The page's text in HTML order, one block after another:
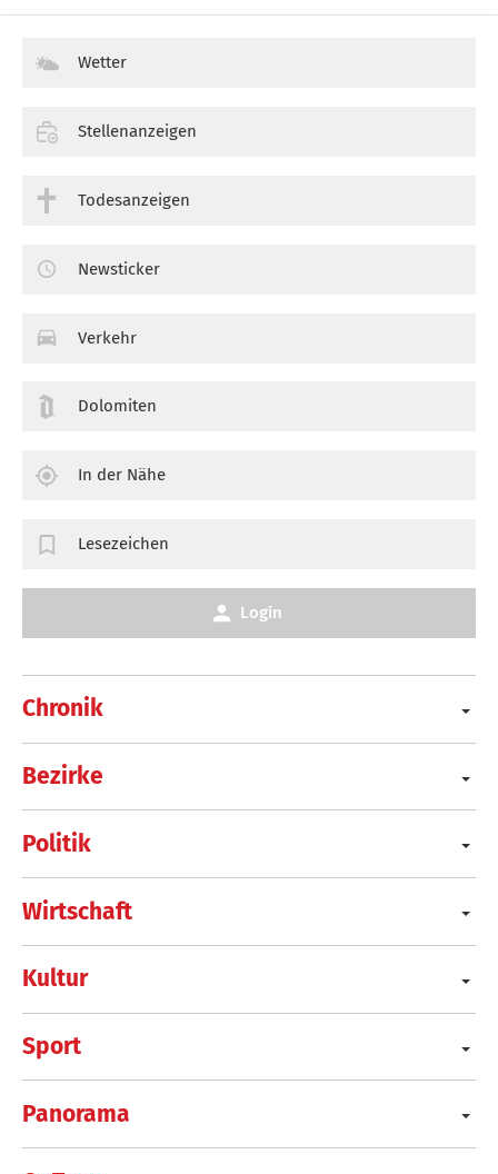
Chronik
Bezirke
Politik
Wirtschaft
Kultur
Sport
Panorama
Wetter
Stellenanzeigen
Todesanzeigen
Newsticker
Verkehr
Dolomiten
In der Nähe
Lesezeichen
Login